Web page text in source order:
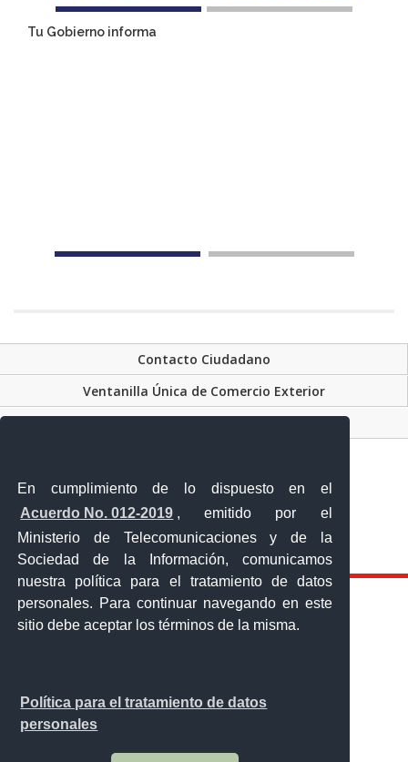
En cumplimiento de lo dispuesto en el
Acuerdo No. 012-2019 , emitido por el
Ministerio de Telecomunicaciones y de la
Sociedad de la Información, comunicamos
nuestra política para el tratamiento de datos
personales. Para continuar navegando en este
sitio debe aceptar los términos de la misma.
Política para el tratamiento de datos
personales
Tu Gobierno informa
Contacto Ciudadano
Ventanilla Única de Comercio Exterior
Calle 12 de febrero y Vicente Rocafuerte
Orellana - Ecuador
Teléfono: 593-06 230-0646